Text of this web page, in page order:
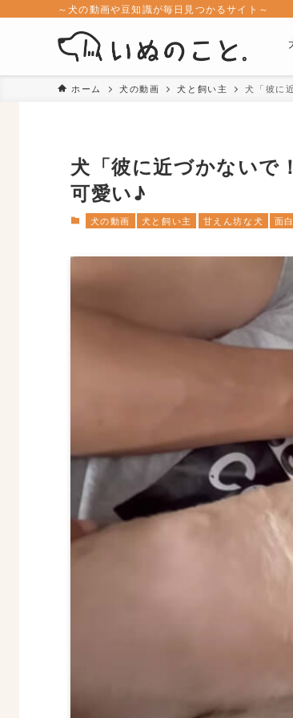
～犬の動画や豆知識が毎日見つかるサイト～
ホーム 犬の動画 犬と飼い主 犬「彼に
犬「彼に近づかないで
可愛い♪
犬の動画 犬と飼い主 甘えん坊な犬 面